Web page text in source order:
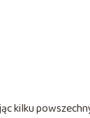
kilku